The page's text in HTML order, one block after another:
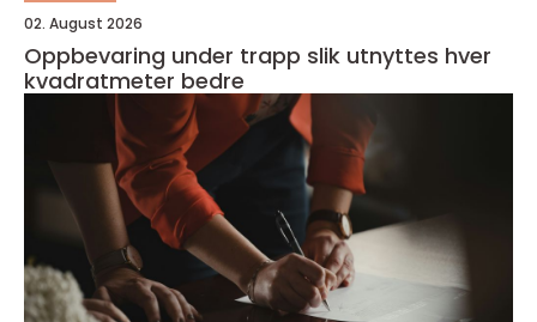
02. August 2026
Oppbevaring under trapp slik utnyttes hver
kvadratmeter bedre